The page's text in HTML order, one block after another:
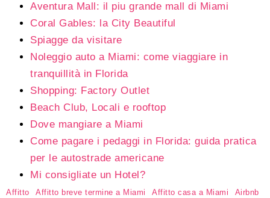
Aventura Mall: il piu grande mall di Miami
Coral Gables: la City Beautiful
Spiagge da visitare
Noleggio auto a Miami: come viaggiare in
tranquillità in Florida
Shopping: Factory Outlet
Beach Club, Locali e rooftop
Dove mangiare a Miami
Come pagare i pedaggi in Florida: guida pratica
per le autostrade americane
Mi consigliate un Hotel?
Affitto Affitto breve termine a Miami Affitto casa a Miami Airbnb